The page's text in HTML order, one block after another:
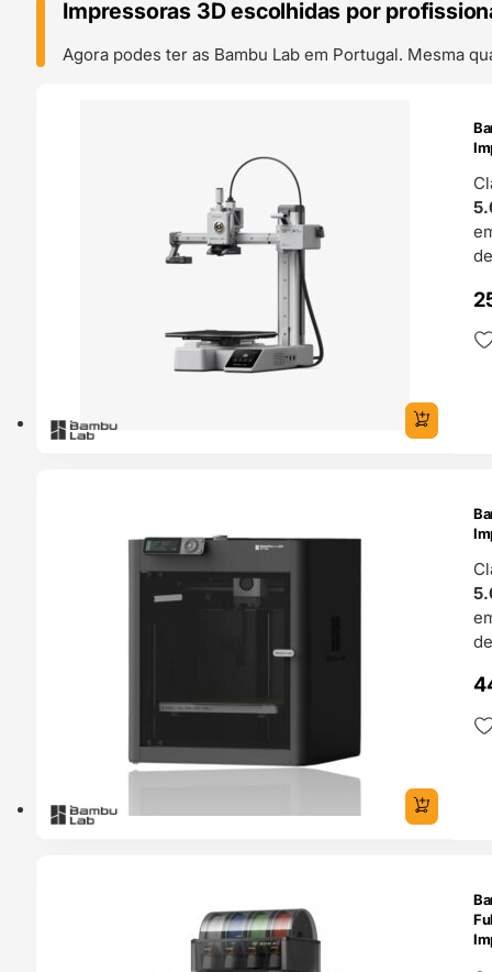
Impressoras 3D escolhidas por
Agora podes ter as Bambu Lab em Portugal. Mesma